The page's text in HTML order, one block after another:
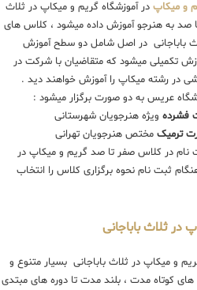
میکاپدر آموزشگاه گریم و میکاپ در ثلاث
صد به هنرجو آموزش داده میشود ، کلاس های
باباجانی در اصل شامل دو سطح آموزش
تکمیلی میشود که متقاضیان با شرکت در
عریس به دو صورت برگزار میشود :
ویژه هنرجویان شهرستانی
ترمیکمختص هنرجویان تهرانی
در کلاس صفر تا صد گریم و میکاپ در
ثبت نام نحوه برگزاری کلاس را انتخاب
ثلاث باباجانی
و میکاپ در ثلاث باباجانی بسیار متنوع و
های کوتاه مدت ، بلند مدت تا دوره های مبتدی